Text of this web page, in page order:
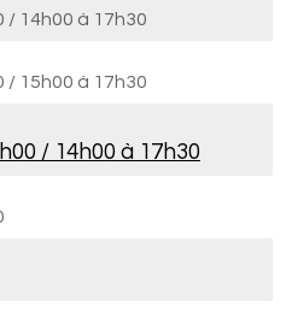
/ 14h00 à 17h30
/ 15h00 à 17h30
/ 14h00 à 17h30